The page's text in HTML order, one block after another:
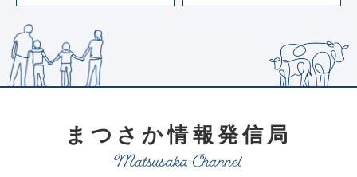
まつさか情報発信局